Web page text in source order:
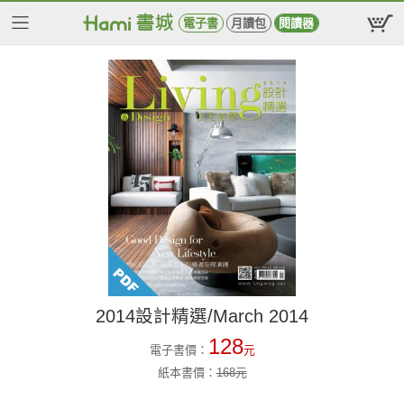
電子書 月讀包 閱讀器
2014設計精選/March 2014
電子書價： 128元
紙本書價：168元